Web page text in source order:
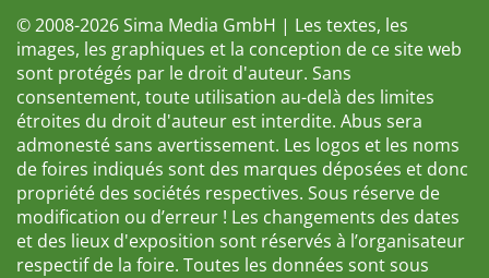
© 2008-2026 Sima Media GmbH | Les textes, les
images, les graphiques et la conception de ce site web
sont protégés par le droit d'auteur. Sans
consentement, toute utilisation au-delà des limites
étroites du droit d'auteur est interdite. Abus sera
admonesté sans avertissement. Les logos et les noms
de foires indiqués sont des marques déposées et donc
propriété des sociétés respectives. Sous réserve de
modification ou d’erreur ! Les changements des dates
et des lieux d'exposition sont réservés à l’organisateur
respectif de la foire. Toutes les données sont sous